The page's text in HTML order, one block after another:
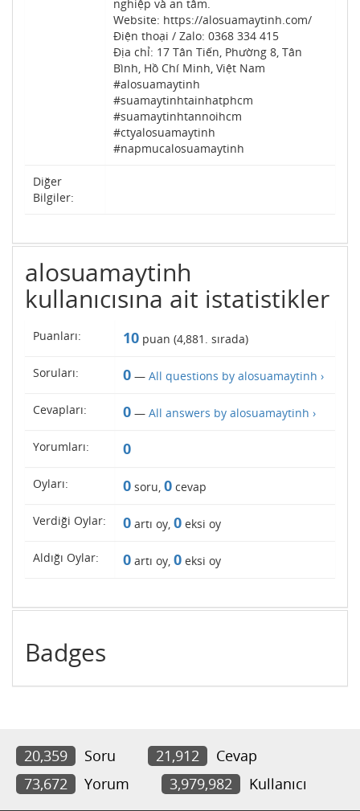
nghiệp và an tâm.
Website: https://alosuamaytinh.com/
Điện thoại / Zalo: 0368 334 415
Địa chỉ: 17 Tân Tiến, Phường 8, Tân
Bình, Hồ Chí Minh, Việt Nam
#alosuamaytinh
#suamaytinhtainhatphcm
#suamaytinhtannoihcm
#ctyalosuamaytinh
#napmucalosuamaytinh
Diğer
Bilgiler:
alosuamaytinh
kullanıcısına ait istatistikler
Puanları: 10 puan (4,881 . sırada)
Soruları: 0 — All questions by alosuamaytinh ›
Cevapları: 0 — All answers by alosuamaytinh ›
Yorumları: 0
Oyları: 0 soru, 0 cevap
Verdiği Oylar: 0 artı oy, 0 eksi oy
Aldığı Oylar: 0 artı oy, 0 eksi oy
Badges
20,359 Soru 21,912
Cevap
73,672
Yorum 3,979,982 Kullanıcı